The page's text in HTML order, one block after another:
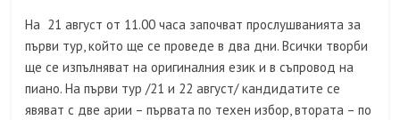
На 21 август от 11.00 часа започват прослушванията за
първи тур, който ще се проведе в два дни. Всички творби
ще се изпълняват на оригиналния език и в съпровод на
пиано. На първи тур /21 и 22 август/ кандидатите се
явяват с две арии – първата по техен избор, втората – по